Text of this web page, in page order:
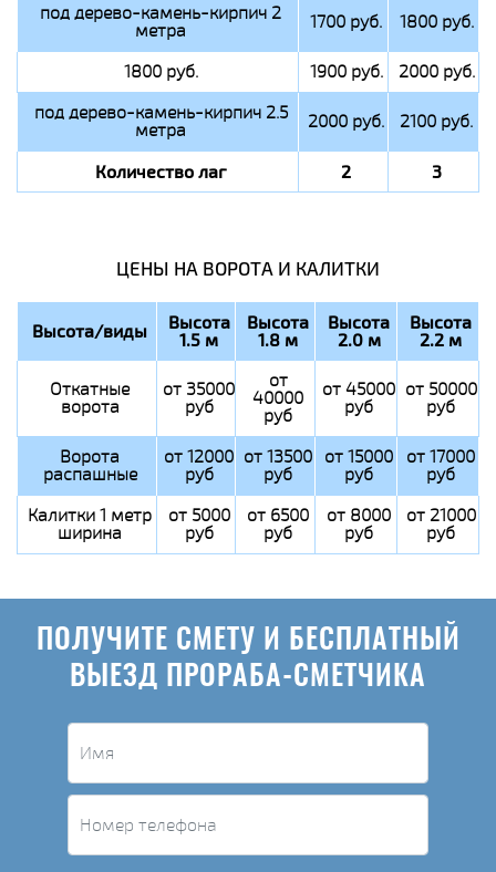
под дерево-камень-кирпич 2
метра 1700 руб. 1800 руб.
1800 руб. 1900 руб.
2000 руб.
под дерево-камень-кирпич 2.5
метра 2000 руб. 2100 руб.
Количество лаг 2 3
ЦЕНЫ НА ВОРОТА И КАЛИТКИ
Высота/виды Высота
1.5 м
Высота
1.8 м
Высота
2.0 м
Высота
2.2 м
Откатные
ворота
от 35000
руб
от
40000
руб
от 45000
руб
от 50000
руб
Ворота
распашные
от 12000
руб
от 13500
руб
от 15000
руб
от 17000
руб
Калитки 1 метр
ширина
от 5000
руб
от 6500
руб
от 8000
руб
от 21000
руб
ПОЛУЧИТЕ СМЕТУ И БЕСПЛАТНЫЙ
ВЫЕЗД ПРОРАБА-СМЕТЧИКА